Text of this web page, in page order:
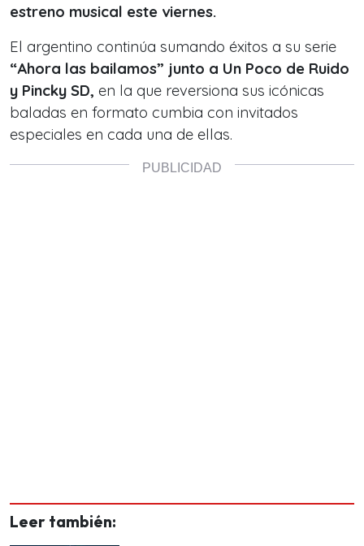
estreno musical este viernes.
El argentino continúa sumando éxitos a su serie
“Ahora las bailamos” junto a Un Poco de Ruido
y Pincky SD, en la que reversiona sus icónicas
baladas en formato cumbia con invitados
especiales en cada una de ellas.
Leer también: